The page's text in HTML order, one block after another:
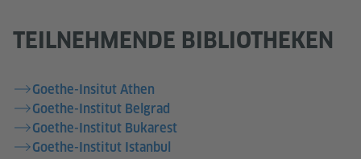
TEILNEHMENDE BIBLIOTHEKEN
Goethe-Insitut Athen
Goethe-Institut Belgrad
Goethe-Institut Bukarest
Goethe-Institut Istanbul